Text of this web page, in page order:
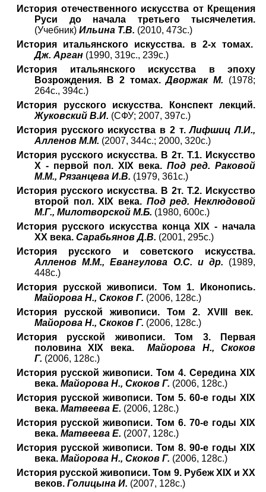
История отечественного искусства от Крещения
Руси до начала третьего тысячелетия.
(Учебник) Ильина Т.В. (2010, 473с.)
История итальянского искусства. в 2-х томах.
Дж. Арган (1990, 319с., 239с.)
История итальянского искусства в эпоху
Возрождения. В 2 томах.Дворжак М.
(1978;
264с., 394с.)
История русского искусства. Конспект лекций.
Жуковский В.И. (СФУ; 2007, 397с.)
История русского искусства в 2 т.Лифшиц Л.И.,
Алленов М.М. (2007, 344с.; 2000, 320с.)
История русского искусства. В 2т. Т.1. Искусство
X - первой пол. XIX века. Под ред. Раковой
М.М., Рязанцева И.В. (1979, 361с.)
История русского искусства. В 2т. Т.2. Искусство
второй пол. XIX века. Под ред. Неклюдовой
М.Г., Милотворской М.Б. (1980, 600с.)
История русского искусства конца XIX - начала
XX века. Сарабьянов Д.В. (2001, 295с.)
История русского и советского искусства.
Алленов М.М., Евангулова О.С. и др. (1989,
448с.)
История русской живописи. Том 1. Иконопись.
Майорова Н., Скоков Г. (2006, 128с.)
История русской живописи. Том 2. XVIII век.
Майорова Н., Скоков Г. (2006, 128с.)
История русской живописи. Том 3. Первая
половина XIX века.Майорова Н., Скоков
Г. (2006, 128с.)
История русской живописи. Том 4. Середина XIX
века. Майорова Н., Скоков Г. (2006, 128с.)
История русской живописи. Том 5. 60-е годы XIX
века. Матвеева Е. (2006, 128с.)
История русской живописи. Том 6. 70-е годы XIX
века. Матвеева Е. (2007, 128с.)
История русской живописи. Том 8. 90-е годы XIX
века. Майорова Н., Скоков Г. (2006, 128с.)
История русской живописи. Том 9. Рубеж XIX и XX
веков. Голицына И. (2007, 128с.)